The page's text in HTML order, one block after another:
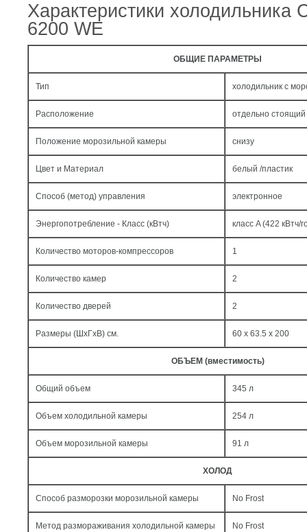
Характеристики холодильника
6200 WE
ОБЩИЕ ПАРАМЕТРЫ
Тип холодильник с
Расположение отдельно стоящий
Положение морозильной камеры снизу
Цвет и Материал белый /пластик
Способ (метод) управления электронное
Энергопотребление - Класс (кВтч) класс A (422 кВтч/
Количество моторов-компрессоров 1
Количество камер 2
Количество дверей 2
Размеры (ШxГxВ) см. 60 x 63.5 x 200
ОБЪЕМ (вместимость)
Общий объем 345 л
Объем холодильной камеры 254 л
Объем морозильной камеры 91 л
ХОЛОД
Способ разморозки морозильной камеры No Frost
Метод размораживания холодильной камеры No Frost